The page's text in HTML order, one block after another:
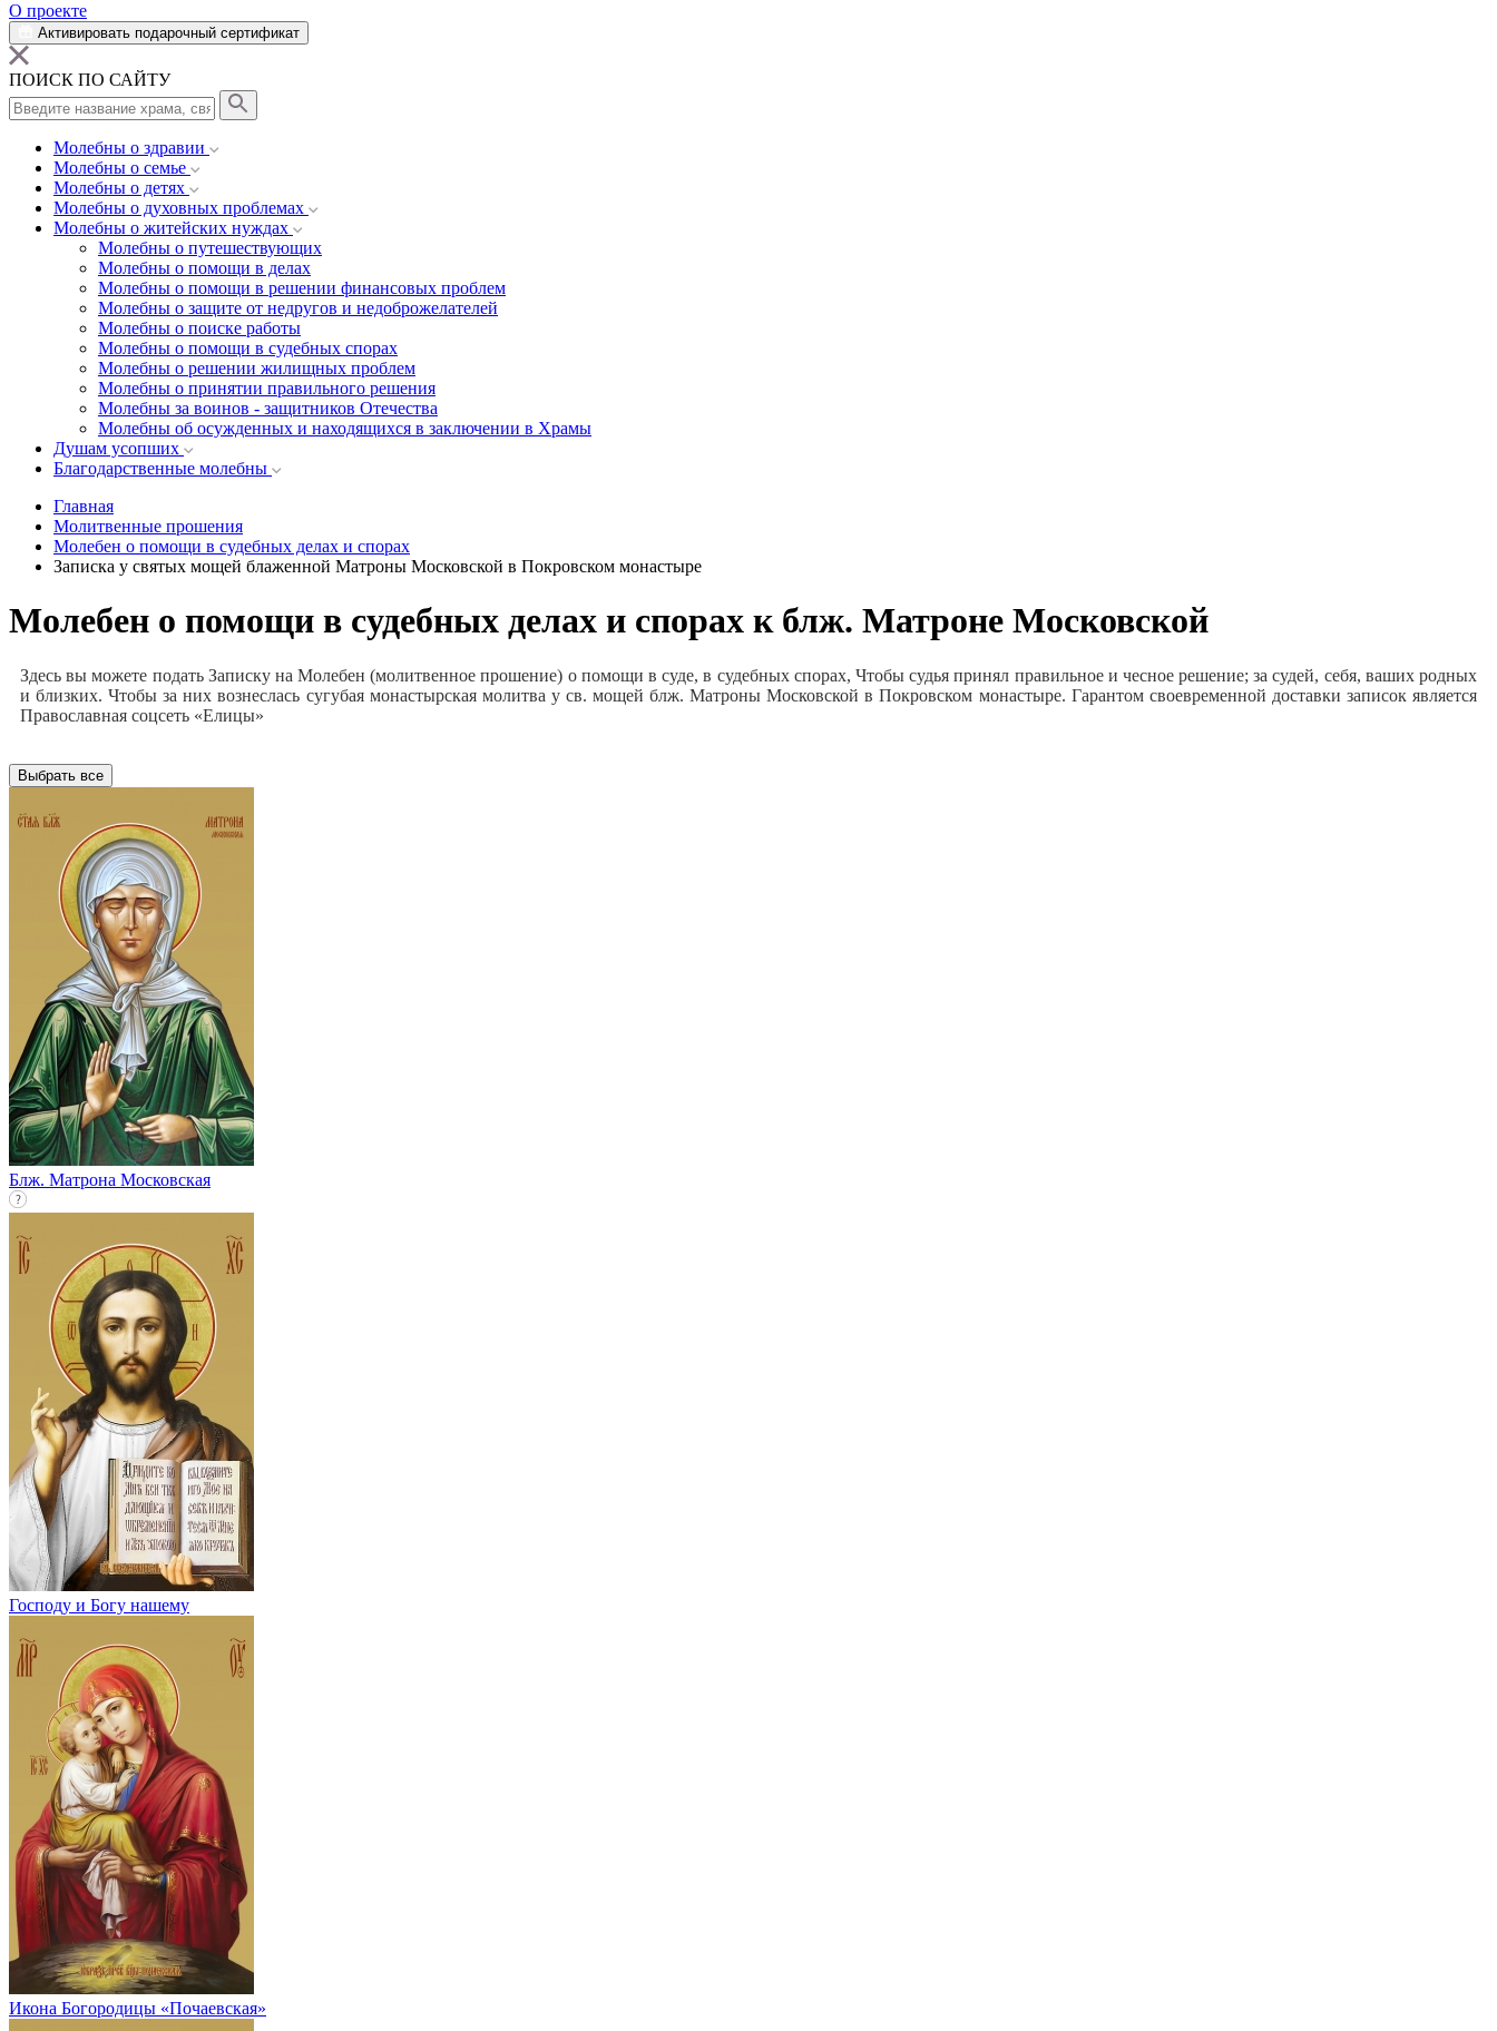
О проекте
Активировать подарочный сертификат
ПОИСК ПО САЙТУ
Молебны о здравии
Молебны о семье
Молебны о детях
Молебны о духовных проблемах
Молебны о житейских нуждах
Молебны о путешествующих
Молебны о помощи в делах
Молебны о помощи в решении финансовых проблем
Молебны о защите от недругов и недоброжелателей
Молебны о поиске работы
Молебны о помощи в судебных спорах
Молебны о решении жилищных проблем
Молебны о принятии правильного решения
Молебны за воинов - защитников Отечества
Молебны об осужденных и находящихся в заключении в Храмы
Душам усопших
Благодарственные молебны
Главная
Молитвенные прошения
Молебен о помощи в судебных делах и спорах
Записка у святых мощей блаженной Матроны Московской в Покровском монастыре
Молебен о помощи в судебных делах и спорах к блж. Матроне Московской
Здесь вы можете подать Записку на Молебен (молитвенное прошение) о помощи в суде, в судебных спорах, Чтобы судья принял правильное и чесное решение; за судей, себя, ваших родных
и близких. Чтобы за них вознеслась сугубая монастырская молитва у св. мощей блж. Матроны Московской в Покровском монастыре. Гарантом своевременной доставки записок является
Православная соцсеть «Елицы»
Выбрать все
Блж. Матрона Московская
Господу и Богу нашему
Икона Богородицы «Почаевская»